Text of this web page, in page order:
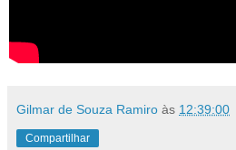
Gilmar de Souza Ramiro às 12:39:00
Compartilhar